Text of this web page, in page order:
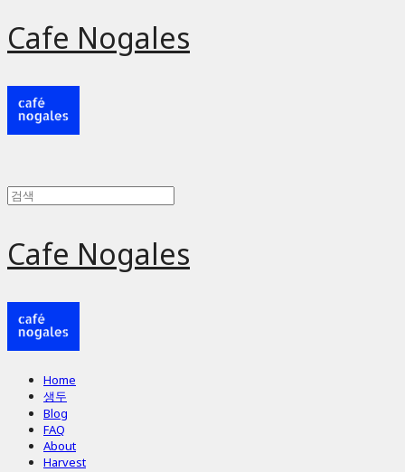
Cafe Nogales
Cafe Nogales
Home
생두
Blog
FAQ
About
Harvest